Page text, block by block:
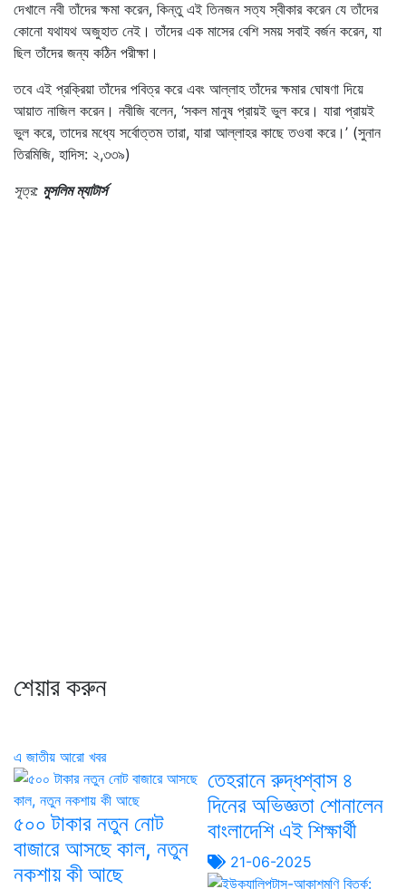
দেখালে নবী তাঁদের ক্ষমা করেন, কিন্তু এই তিনজন সত্য স্বীকার করেন যে তাঁদের
কোনো যথাযথ অজুহাত নেই। তাঁদের এক মাসের বেশি সময় সবাই বর্জন করেন, যা
ছিল তাঁদের জন্য কঠিন পরীক্ষা।
তবে এই প্রক্রিয়া তাঁদের পবিত্র করে এবং আল্লাহ তাঁদের ক্ষমার ঘোষণা দিয়ে
আয়াত নাজিল করেন। নবীজি বলেন, ‘সকল মানুষ প্রায়ই ভুল করে। যারা প্রায়ই
ভুল করে, তাদের মধ্যে সর্বোত্তম তারা, যারা আল্লাহর কাছে তওবা করে।’ (সুনান
তিরমিজি, হাদিস: ২,৩৩৯)
সূত্র: মুসলিম ম্যাটার্স
শেয়ার করুন
এ জাতীয় আরো খবর
৫০০ টাকার নতুন নোট
বাজারে আসছে কাল, নতুন
নকশায় কী আছে
তেহরানে রুদ্ধশ্বাস ৪
দিনের অভিজ্ঞতা শোনালেন
বাংলাদেশি এই শিক্ষার্থী
21-06-2025